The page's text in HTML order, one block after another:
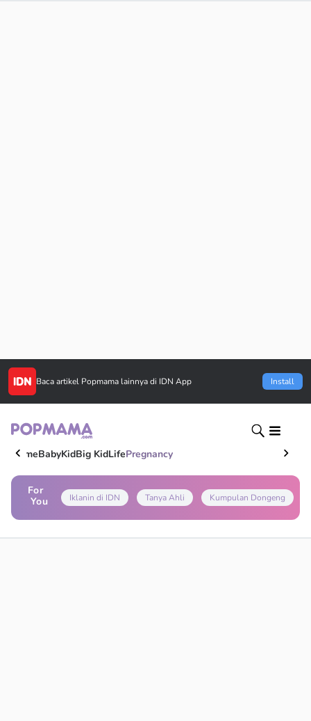
Baca artikel Popmama lainnya di IDN App Install
HomeBabyKidBig KidLifePregnancy
For
You
Iklanin di IDN Tanya Ahli Kumpulan Dongeng